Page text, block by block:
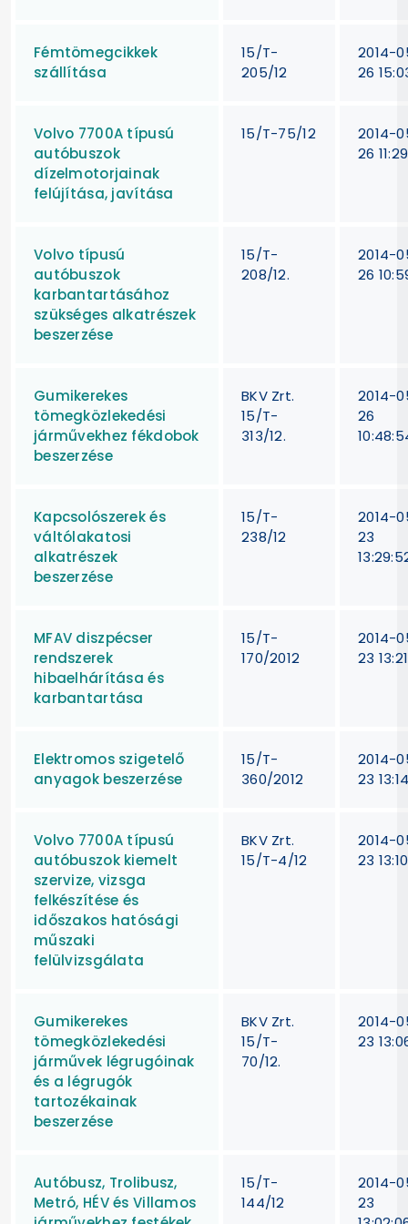
Fémtömegcikkek
szállítása
15/T-
205/12
2014-
26
Volvo 7700A típusú
autóbuszok
dízelmotorjainak
felújítása, javítása
15/T-75/12
2014-
26
Volvo típusú
autóbuszok
karbantartásához
szükséges alkatrészek
beszerzése
15/T-
208/12.
2014-
26
Gumikerekes
tömegközlekedési
járművekhez fékdobok
beszerzése
BKV Zrt.
15/T-
313/12.
2014-
26
Kapcsolószerek és
váltólakatosi
alkatrészek
beszerzése
15/T-
238/12
2014-
23
MFAV diszpécser
rendszerek
hibaelhárítása és
karbantartása
15/T-
170/2012
2014-
23
Elektromos szigetelő
anyagok beszerzése
15/T-
360/2012
2014-
23
Volvo 7700A típusú
autóbuszok kiemelt
szervize, vizsga
felkészítése és
időszakos hatósági
műszaki
felülvizsgálata
BKV Zrt.
15/T-4/12
2014-
23
Gumikerekes
tömegközlekedési
járművek légrugóinak
és a légrugók
tartozékainak
beszerzése
BKV Zrt.
15/T-
70/12.
2014-
23
Autóbusz, Trolibusz,
Metró, HÉV és Villamos
15/T-
144/12
2014-
23